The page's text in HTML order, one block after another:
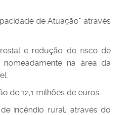
de Atuação" através
e redução do risco de
na área da
de 12,1 milhões de euros.
incêndio rural, através do